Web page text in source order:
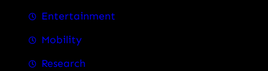
Entertainment
Mobility
Research